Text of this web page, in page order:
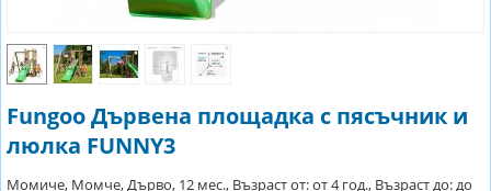
Fungoo Дървена площадка с пясъчник и
люлка FUNNY3
Момиче, Момче, Дърво, 12 мес., Възраст от: от 4 год., Възраст до: до